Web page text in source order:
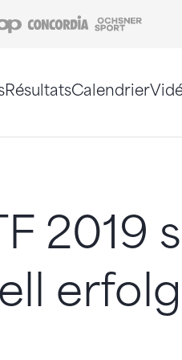
Coop Concordia
RésultatsCalendrier
2019